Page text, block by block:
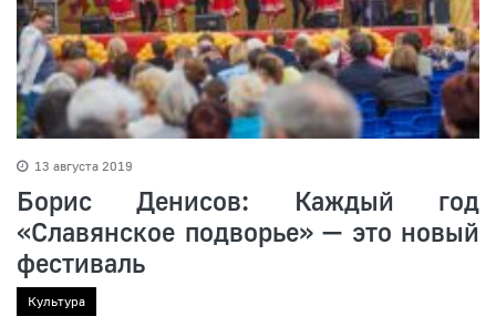
13 августа 2019
Борис Денисов: Каждый год
«Славянское подворье» — это новый
фестиваль
Культура